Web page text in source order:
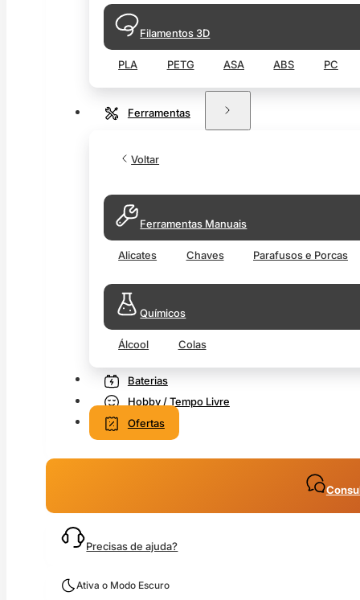
Filamentos 3D
PLA PETG ASA ABS PC
Ferramentas
Voltar
Ferramentas Manuais
Alicates Chaves Parafusos e Porcas
Químicos
Álcool Colas
Baterias
Hobby / Tempo Livre
Ofertas
Precisas de ajuda?
Ativa o Modo Escuro